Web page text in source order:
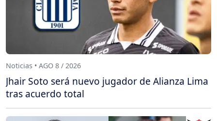
Noticias • AGO 8 / 2026
Jhair Soto será nuevo jugador de Alianza Lima
tras acuerdo total